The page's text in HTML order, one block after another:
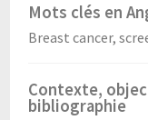
Mots clés en
Breast cancer,
Contexte,
bibliographie